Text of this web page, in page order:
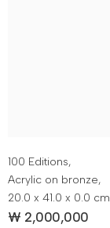
100 Editions,
Acrylic on bronze,
20.0 x 41.0 x 0.0 cm
₩ 2,000,000